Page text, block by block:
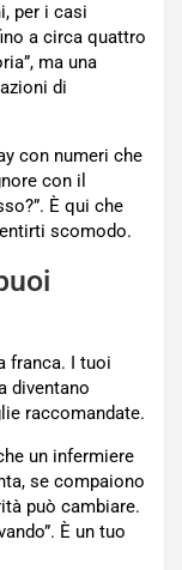
per i casi
a circa quattro
ma una
di
con numeri che
con il
È qui che
scomodo.
franca. I tuoi
diventano
raccomandate.
un infermiere
se compaiono
può cambiare.
È un tuo